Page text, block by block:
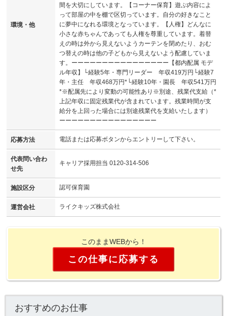
環境・他
間を大切にしています。【コーナー保育】遊ぶ内容によ
って部屋の中を棚で区切っています。自分の好きなこと
に夢中になれる環境となっています。【人権】どんなに
小さな赤ちゃんであっても人権を尊重しています。着替
えの時は外から見えないようカーテンを閉めたり、おむ
つ替えの時は他の子どもから見えないよう配慮していま
す。ーーーーーーーーーーーーーーーー【都内配属 モデ
ル年収】└経験5年・専門リーダー 年収419万円└経験7
年・主任 年収468万円*└経験10年・園長 年収541万円
*※配属先により変動の可能性あり※別途、残業代支給（*
上記年収に固定残業代が含まれています。残業時間が支
給分を上回った場合には別途残業代を支給いたします）
ーーーーーーーーーーーーーーーー
応募方法 電話または応募ボタンからエントリーして下さい。
代表問い合わ
せ先
キャリア採用担当 0120-314-506
施設区分 認可保育園
運営会社 ライクキッズ株式会社
このままWEBから！
この仕事に応募する
おすすめのお仕事